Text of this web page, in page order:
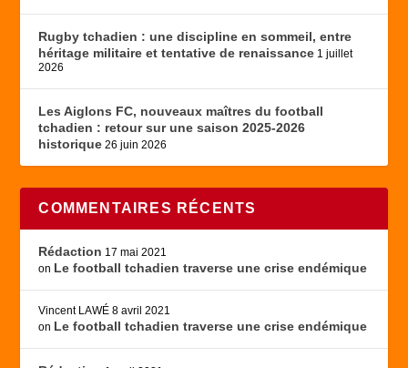
Rugby tchadien : une discipline en sommeil, entre
héritage militaire et tentative de renaissance 1 juillet
2026
Les Aiglons FC, nouveaux maîtres du football
tchadien : retour sur une saison 2025-2026
historique 26 juin 2026
COMMENTAIRES RÉCENTS
Rédaction 17 mai 2021
on Le football tchadien traverse une crise endémique
Vincent LAWÉ 8 avril 2021
on Le football tchadien traverse une crise endémique